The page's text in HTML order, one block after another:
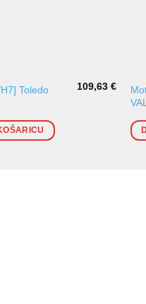
Toledo
109,63 €